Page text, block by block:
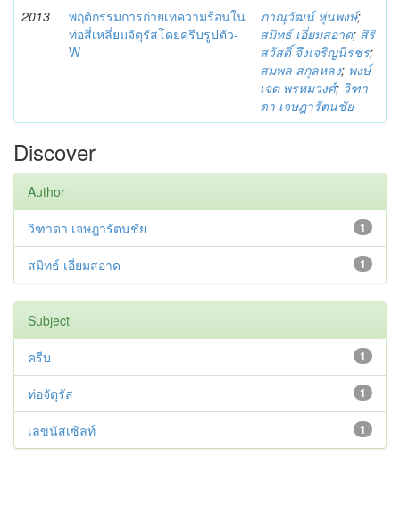
2013
พฤติกรรมการถ่ายเทความร้อนใน
ท่อสี่เหลี่ยมจัตุรัสโดยครีบรูปตัว-
W
ภาณุวัฒน์ หุ่นพงษ์;
สมิทธ์ เอี่ยมสอาด; สิริ
สวัสดิ์ จึงเจริญนิรชร;
สมพล สกุลหลง; พงษ์
เจต พรหมวงศ์; วิฑา
ดา เจษฎารัตนชัย
Discover
Author
1
วิฑาดา เจษฎารัตนชัย
1
สมิทธ์ เอี่ยมสอาด
Subject
1
ครีบ
1
ท่อจัตุรัส
1
เลขนัสเซิลท์